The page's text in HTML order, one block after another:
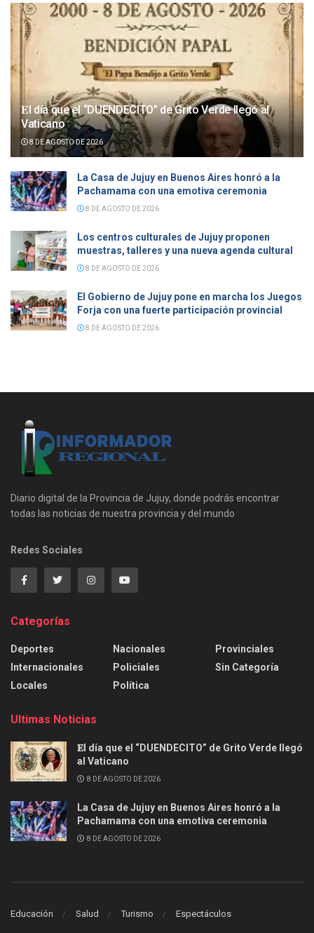
𝐄l día que el “DUENDECITO” de Grito Verde llegó al
Vaticano
8 DE AGOSTO DE 2026
La Casa de Jujuy en Buenos Aires honró a la
Pachamama con una emotiva ceremonia
8 DE AGOSTO DE 2026
Los centros culturales de Jujuy proponen
muestras, talleres y una nueva agenda cultural
8 DE AGOSTO DE 2026
El Gobierno de Jujuy pone en marcha los Juegos
Forja con una fuerte participación provincial
8 DE AGOSTO DE 2026
Diario digital de la Provincia de Jujuy, donde podrás encontrar
todas las noticias de nuestra provincia y del mundo
Redes Sociales
Categorías
Deportes
Internacionales
Locales
Nacionales
Policiales
Política
Provinciales
Sin Categoría
Ultimas Noticias
𝐄l día que el “DUENDECITO” de Grito Verde llegó
al Vaticano
8 DE AGOSTO DE 2026
La Casa de Jujuy en Buenos Aires honró a la
Pachamama con una emotiva ceremonia
8 DE AGOSTO DE 2026
Educación Salud Turismo Espectáculos